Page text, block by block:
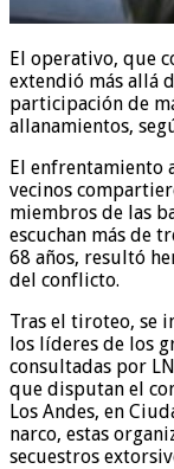
El operativo, que
extendió más allá
participación de
allanamientos,
El enfrentamiento
vecinos
miembros de las
escuchan más de
68 años, resultó
del conflicto.
Tras el tiroteo, se
los líderes de los
consultadas por
que disputan el
Los Andes, en
narco, estas
secuestros